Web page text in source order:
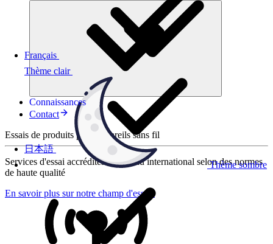
Thème clair
Thème sombre
Français
日本語
Connaissances
Contact
Essais de produits pour appareils sans fil
Services d'essai accrédités au niveau international selon des normes
de haute qualité
En savoir plus sur notre champ d'essais